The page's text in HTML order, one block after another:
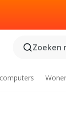
Zoeken